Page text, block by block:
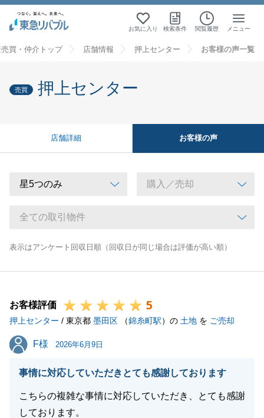
お気に入り 検索条件 閲覧履歴 メニュー
買・仲介トップ 店舗情報 押上センター お客様の声一覧
売買 押上センター
店舗詳細 お客様の声
表示はアンケート回収日順（回収日が同じ場合は評価が高い順）
お客様評価 5
押上センター / 東京都 墨田区 （錦糸町駅）の 土地 を ご売却
F様
F様 2026年6月9日
事情に対応していただきとても感謝しております
こちらの複雑な事情に対応していただき、とても感謝
しております。